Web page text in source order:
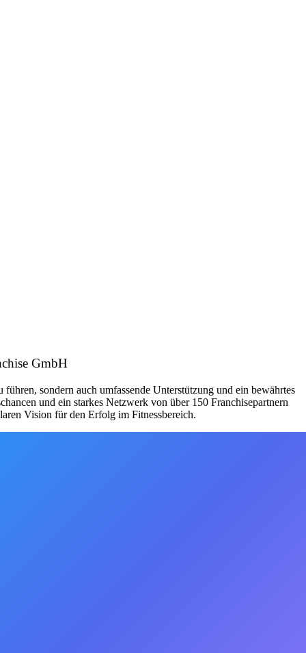
GmbH
sondern auch umfassende Unterstützung und ein bewährtes
und ein starkes Netzwerk von über 150 Franchisepartnern
Vision für den Erfolg im Fitnessbereich.